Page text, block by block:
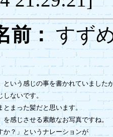
前：す
という感じの事を書かれていました
ないです。
とまった髪だと思います。
を感じさせる素敵なお写真ですね。
か？」というナレーションが